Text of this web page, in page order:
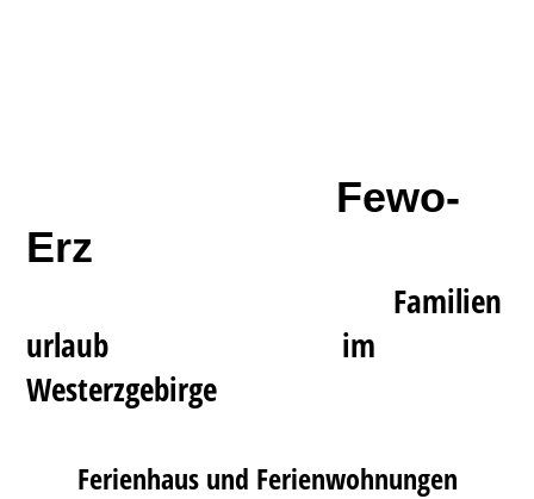
Fewo-
Erz
Familien
urlaub im
Westerzgebirge
Ferienhaus und Ferienwohnungen